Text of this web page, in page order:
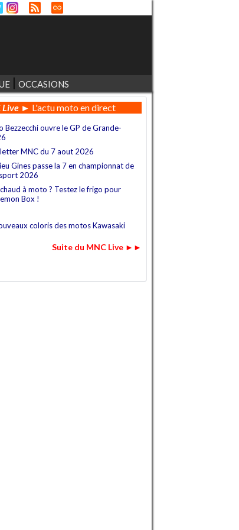
OCCASIONS
Live► L'actu moto en direct
Bezzecchi ouvre le GP de Grande-
MNC du 7 aout 2026
Gines passe la 7 en championnat de
2026
à moto ? Testez le frigo pour
Box !
coloris des motos Kawasaki
Suite du MNC Live ►►